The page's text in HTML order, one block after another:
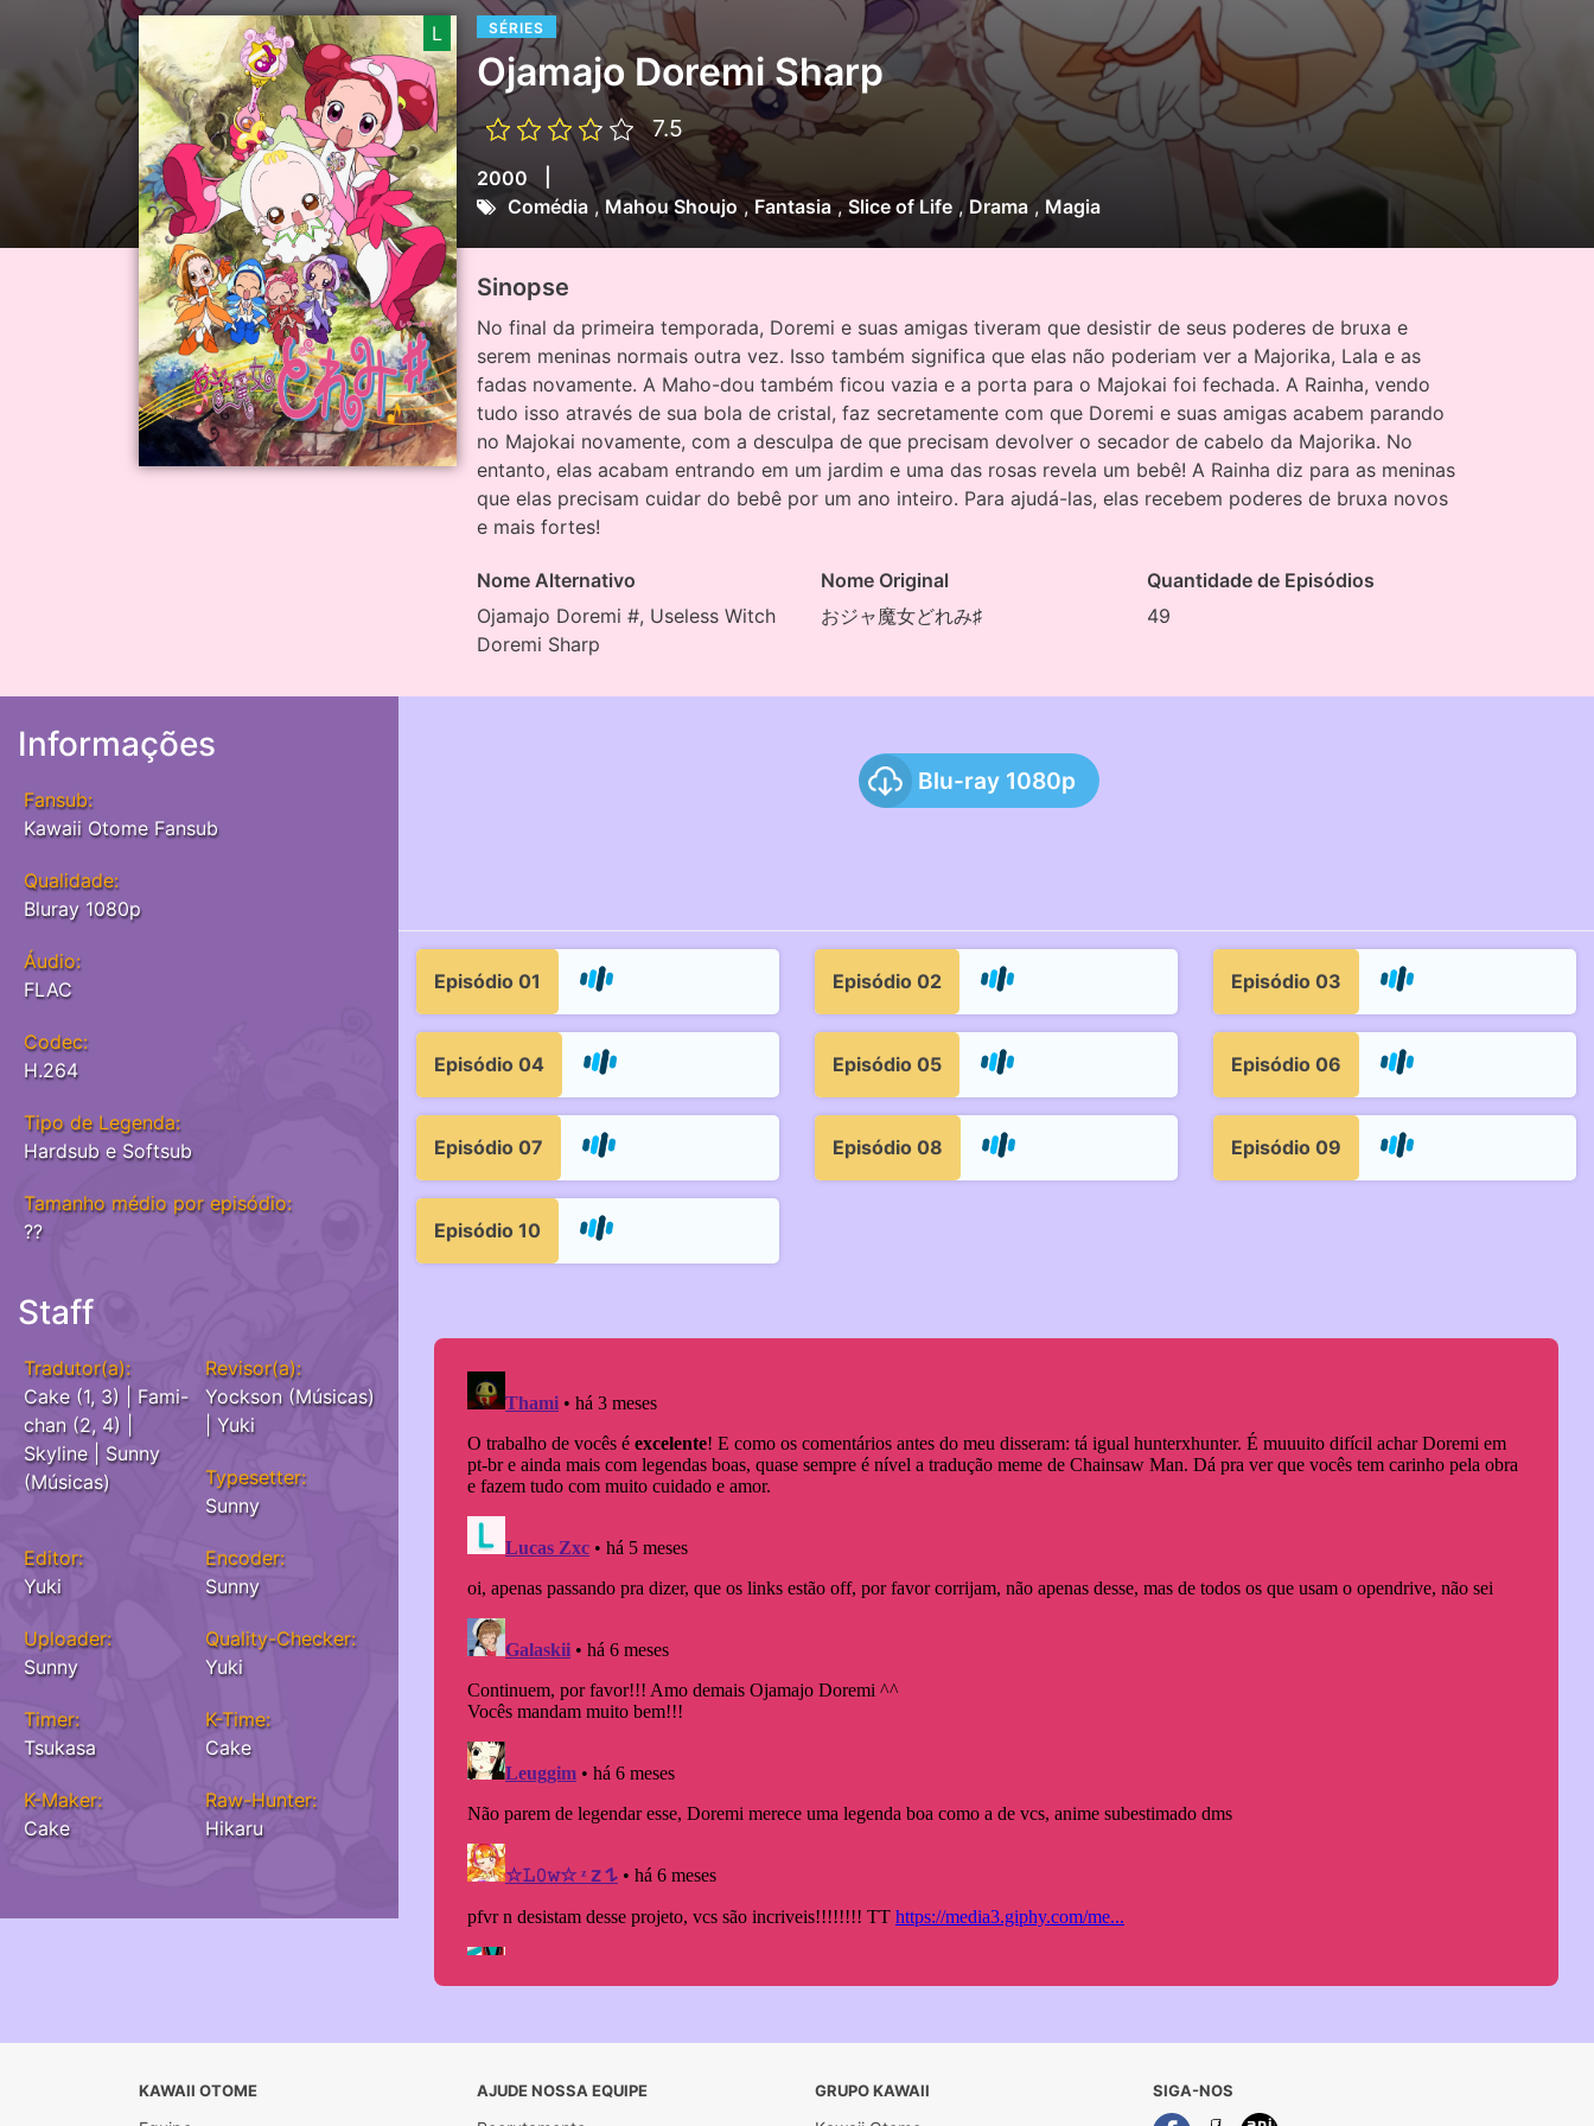
L SÉRIES
Ojamajo Doremi Sharp
7.5
2000
Comédia , Mahou Shoujo , Fantasia, Slice of Life ,Drama , Magia
Sinopse
No final da primeira temporada, Doremi e suas amigas tiveram que desistir de seus poderes de bruxa e
serem meninas normais outra vez. Isso também significa que elas não poderiam ver a Majorika, Lala e as
fadas novamente. A Maho-dou também ficou vazia e a porta para o Majokai foi fechada. A Rainha, vendo
tudo isso através de sua bola de cristal, faz secretamente com que Doremi e suas amigas acabem parando
no Majokai novamente, com a desculpa de que precisam devolver o secador de cabelo da Majorika. No
entanto, elas acabam entrando em um jardim e uma das rosas revela um bebê! A Rainha diz para as meninas
que elas precisam cuidar do bebê por um ano inteiro. Para ajudá-las, elas recebem poderes de bruxa novos
e mais fortes!
Nome Alternativo
Ojamajo Doremi #, Useless Witch
Doremi Sharp
Nome Original
おジャ魔女どれみ♯
Quantidade de Episódios
49
Informações
Fansub:
Kawaii Otome Fansub
Qualidade:
Bluray 1080p
Áudio:
FLAC
Codec:
H.264
Tipo de Legenda:
Hardsub e Softsub
Tamanho médio por episódio:
??
Staff
Tradutor(a):
Cake (1, 3) | Fami-
chan (2, 4) |
Skyline | Sunny
(Músicas)
Revisor(a):
Yockson (Músicas)
| Yuki
Typesetter:
Sunny
Editor:
Yuki
Encoder:
Sunny
Uploader:
Sunny
Quality-Checker:
Yuki
Timer:
Tsukasa
K-Time:
Cake
K-Maker:
Cake
Raw-Hunter:
Hikaru
Blu-ray 1080p
Episódio 01 Episódio 02 Episódio 03
Episódio 04 Episódio 05 Episódio 06
Episódio 07 Episódio 08 Episódio 09
Episódio 10
KAWAII OTOME AJUDE NOSSA EQUIPE GRUPO KAWAII SIGA-NOS